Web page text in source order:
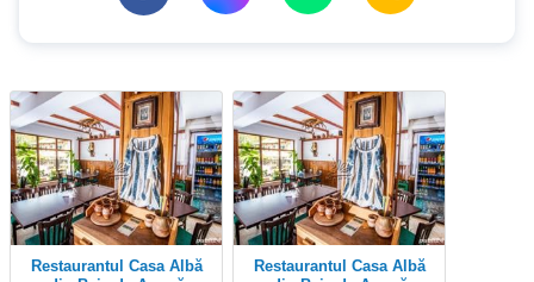
Restaurantul Casa Albă
Restaurantul Casa Albă